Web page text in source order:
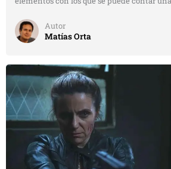
Autor
Matías Orta